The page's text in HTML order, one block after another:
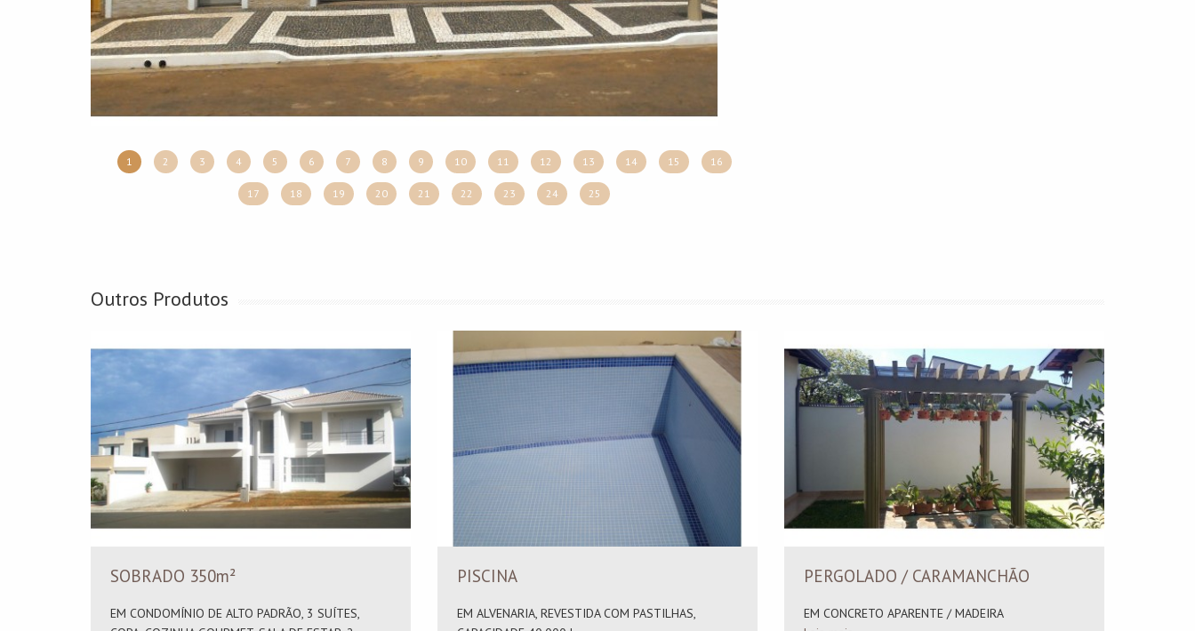
1 2 3 4 5 6 7 8 9 10 11 12 13 14 15 16
17 18 19 20 21 22 23 24 25
Outros Produtos
SOBRADO 350m²
EM CONDOMÍNIO DE ALTO PADRÃO, 3 SUÍTES,
PISCINA
EM ALVENARIA, REVESTIDA COM PASTILHAS,
PERGOLADO / CARAMANCHÃO
EM CONCRETO APARENTE / MADEIRA